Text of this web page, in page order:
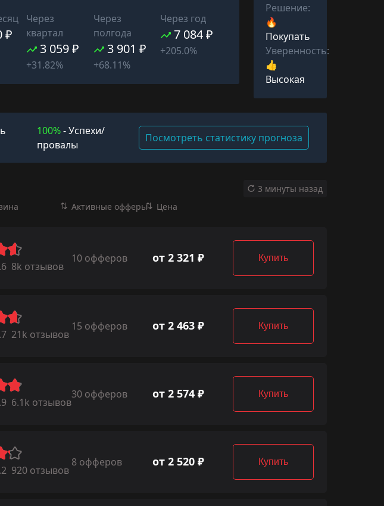
₽
Через
квартал
3 059 ₽
+31.82%
Через
полгода
3 901 ₽
+68.11%
Через год
7 084 ₽
+205.0%
Решение:
🔥
Покупать
Уверенность:
👍
Высокая
100%- Успехи/
провалы
Посмотреть статистику прогноза
3 минуты назад
Активные офферы Цена
8k отзывов
10 офферов от 2 321 ₽ Купить
21k отзывов
15 офферов от 2 463 ₽ Купить
6.1k отзывов
30 офферов от 2 574 ₽ Купить
920 отзывов
8 офферов от 2 520 ₽ Купить